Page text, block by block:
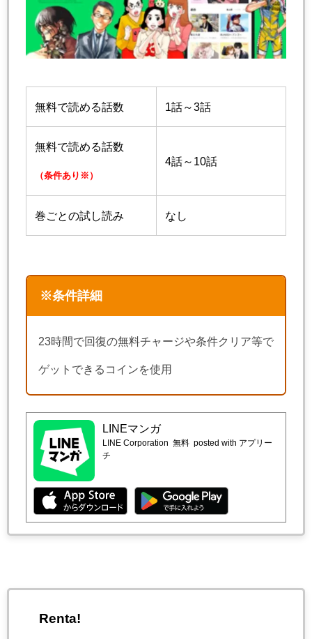
無料で読める話数 1話～3話
無料で読める話数
（条件あり※）
4話～10話
巻ごとの試し読み なし
※条件詳細
23時間で回復の無料チャージや条件クリア等で
ゲットできるコインを使用
LINEマンガ
LINE Corporation 無料 posted with アプリー
チ
Renta!